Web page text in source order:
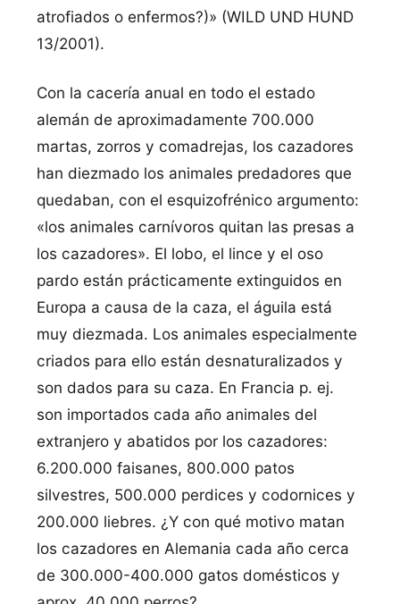
atrofiados o enfermos?)» (WILD UND HUND
13/2001).
Con la cacería anual en todo el estado
alemán de aproximadamente 700.000
martas, zorros y comadrejas, los cazadores
han diezmado los animales predadores que
quedaban, con el esquizofrénico argumento:
«los animales carnívoros quitan las presas a
los cazadores». El lobo, el lince y el oso
pardo están prácticamente extinguidos en
Europa a causa de la caza, el águila está
muy diezmada. Los animales especialmente
criados para ello están desnaturalizados y
son dados para su caza. En Francia p. ej.
son importados cada año animales del
extranjero y abatidos por los cazadores:
6.200.000 faisanes, 800.000 patos
silvestres, 500.000 perdices y codornices y
200.000 liebres. ¿Y con qué motivo matan
los cazadores en Alemania cada año cerca
de 300.000-400.000 gatos domésticos y